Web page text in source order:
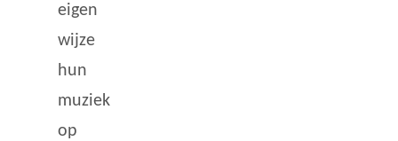
eigen
wijze
hun
muziek
op